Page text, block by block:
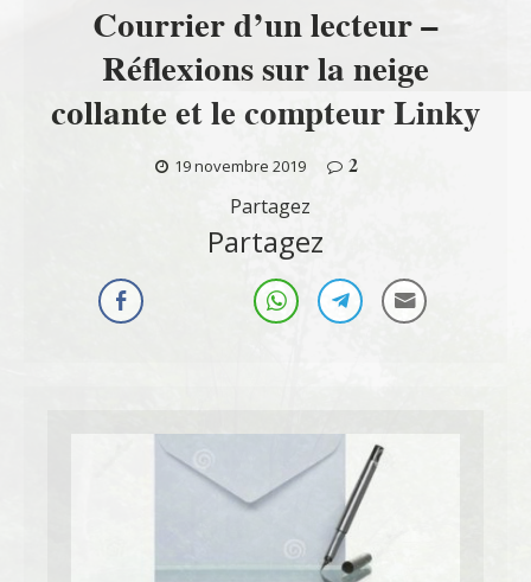
Courrier d’un lecteur –
Réflexions sur la neige
collante et le compteur Linky
19 novembre 2019
2
Partagez
Partagez